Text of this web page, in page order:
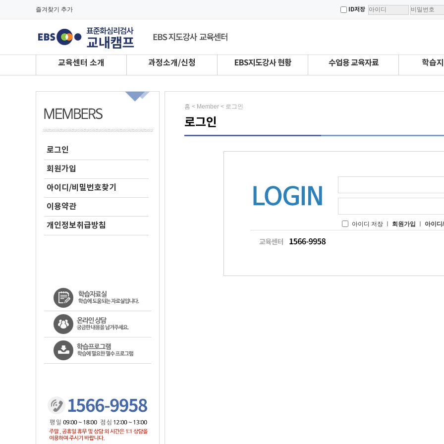
즐겨찾기 추가 ID저장
교육센터 소개 과정소개/신청 EBS지도강사 현황 수업용 교육자료 학습
로그인
회원가입
아이디/비밀번호찾기
이용약관
개인정보취급방침
홈 < Member < 로그인
로그인
회원가입 아이디